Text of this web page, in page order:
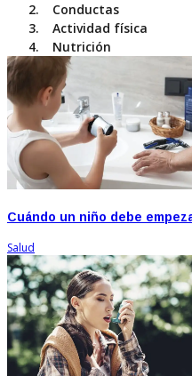
Conductas
Actividad física
Nutrición
Cuándo un niño debe
Salud